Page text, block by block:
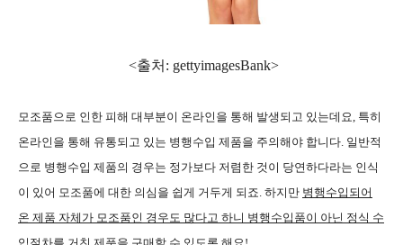
<출처: gettyimagesBank>
모조품으로 인한 피해 대부분이 온라인을 통해 발생되고 있는데요, 특히
온라인을 통해 유통되고 있는 병행수입 제품을 주의해야 합니다. 일반적
으로 병행수입 제품의 경우는 정가보다 저렴한 것이 당연하다라는 인식
이 있어 모조품에 대한 의심을 쉽게 거두게 되죠. 하지만 병행수입되어
온 제품 자체가 모조품인 경우도 많다고 하니 병행수입품이 아닌 정식 수